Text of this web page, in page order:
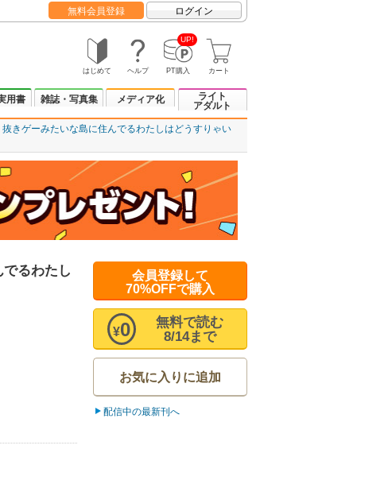
無料会員登録 ログイン
はじめて ヘルプ
UP!
PT購入 カート
用書 雑誌・写真集 メディア化
ライト
アダルト
きゲーみたいな島に住んでるわたしはどうすりゃい
るわたし
会員登録して
70%OFFで購入
無料で読む
8/14まで
¥0
お気に入りに追加
配信中の最新刊へ